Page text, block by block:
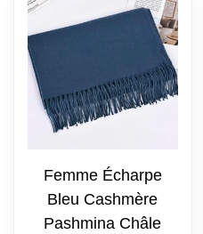
Femme Écharpe
Bleu Cashmère
Pashmina Châle